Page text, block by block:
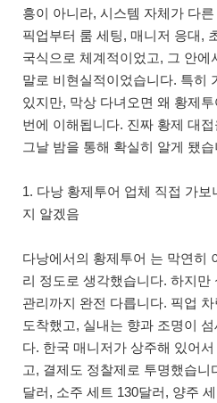
흥이 아니라, 시스템 자체가 다
픽업부터 룸 세팅, 매니저 응대,
국식으로 체계적이었고, 그 안
말로 비현실적이었습니다. 특히
있지만, 막상 다녀오면 왜 황제
번에 이해됩니다. 진짜 황제 대
그날 밤을 통해 확실히 알게 됐습
1. 다낭 황제투어 업체 직접 가
지 알겠음
다낭에서의 황제투어 는 막연히
리 정도로 생각했습니다. 하지만
관리까지 완전 다릅니다. 픽업
도착했고, 실내는 향과 조명이
다. 한국 매니저가 상주해 있어
고, 결제도 정찰제로 투명했습니
달러, 소주 세트 130달러, 양주